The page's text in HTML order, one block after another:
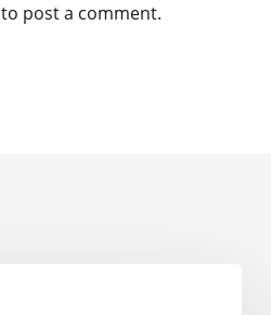
to post a comment.